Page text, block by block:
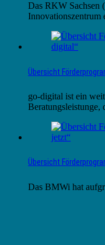
Das RKW Sachsen
Übersicht
go-digital ist ein
Beratungsleistunge,
Übersicht
Das BMWi hat